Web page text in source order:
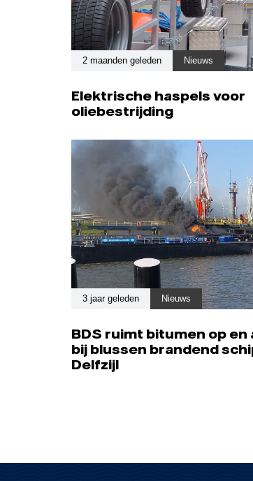
2 maanden geleden Nieuws
Elektrische haspels voor
oliebestrijding
3 jaar geleden Nieuws
BDS ruimt bitumen op
bij blussen brandend
Delfzijl